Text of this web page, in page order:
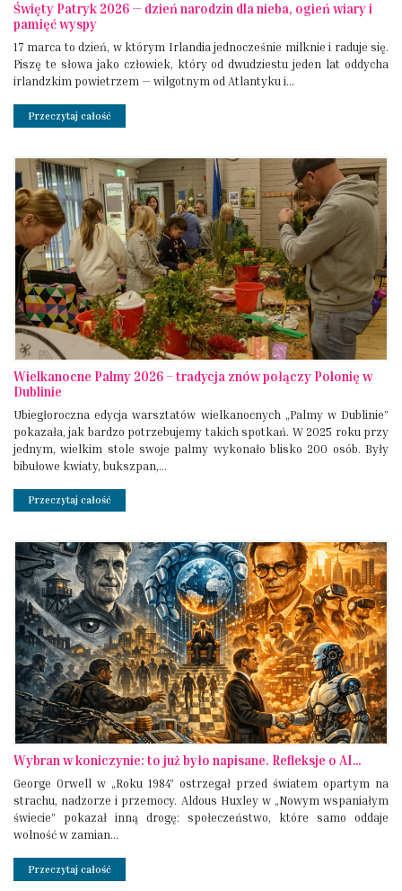
Święty Patryk 2026 — dzień narodzin dla nieba, ogień wiary i
pamięć wyspy
17 marca to dzień, w którym Irlandia jednocześnie milknie i raduje się.
Piszę te słowa jako człowiek, który od dwudziestu jeden lat oddycha
irlandzkim powietrzem — wilgotnym od Atlantyku i...
Przeczytaj całość
Wielkanocne Palmy 2026 – tradycja znów połączy Polonię w
Dublinie
Ubiegłoroczna edycja warsztatów wielkanocnych „Palmy w Dublinie”
pokazała, jak bardzo potrzebujemy takich spotkań. W 2025 roku przy
jednym, wielkim stole swoje palmy wykonało blisko 200 osób. Były
bibułowe kwiaty, bukszpan,...
Przeczytaj całość
Wybran w koniczynie: to już było napisane. Refleksje o AI…
George Orwell w „Roku 1984” ostrzegał przed światem opartym na
strachu, nadzorze i przemocy. Aldous Huxley w „Nowym wspaniałym
świecie” pokazał inną drogę: społeczeństwo, które samo oddaje
wolność w zamian...
Przeczytaj całość